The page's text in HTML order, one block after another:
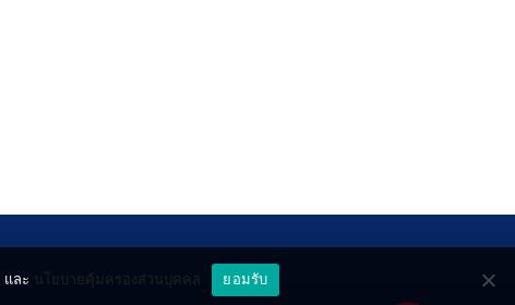
และ นโยบายคุ้มครองส่วนบุคคล ยอมรับ